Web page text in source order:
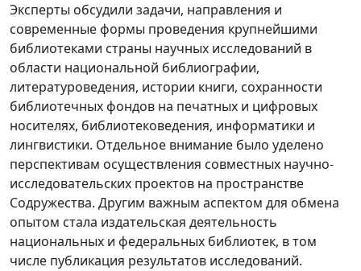
Эксперты обсудили задачи, направления и
современные формы проведения крупнейшими
библиотеками страны научных исследований в
области национальной библиографии,
литературоведения, истории книги, сохранности
библиотечных фондов на печатных и цифровых
носителях, библиотековедения, информатики и
лингвистики. Отдельное внимание было уделено
перспективам осуществления совместных научно-
исследовательских проектов на пространстве
Содружества. Другим важным аспектом для обмена
опытом стала издательская деятельность
национальных и федеральных библиотек, в том
числе публикация результатов исследований.